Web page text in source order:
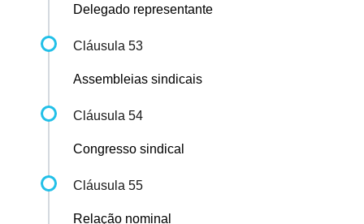
Delegado representante
Cláusula 53
Assembleias sindicais
Cláusula 54
Congresso sindical
Cláusula 55
Relação nominal